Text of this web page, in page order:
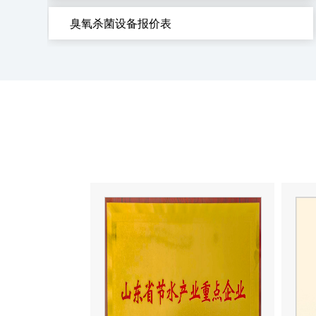
臭氧杀菌设备报价表